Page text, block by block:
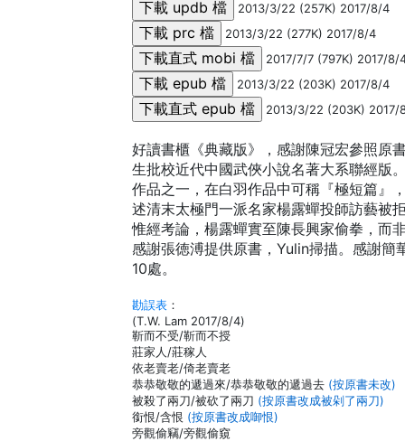
2013/3/22 (257K) 2017/8/4
2013/3/22 (277K) 2017/8/4
2017/7/7 (797K) 2017/8/
2013/3/22 (203K) 2017/8/4
2013/3/22 (203K) 2017/
好讀書櫃《典藏版》，感謝陳冠宏參照原
生批校近代中國武俠小說名著大系聯經版
作品之一，在白羽作品中可稱『極短篇』
述清末太極門一派名家楊露蟬投師訪藝被
惟經考論，楊露蟬實至陳長興家偷拳，而
感謝張徳溥提供原書，Yulin掃描。感謝簡
10處。
勘誤表 ：
(T.W. Lam 2017/8/4)
靳而不受/靳而不授
莊家人/莊稼人
依老賣老/倚老賣老
恭恭敬敬的遞過來/恭恭敬敬的遞過去 (按原書未改)
被殺了兩刀/被砍了兩刀 (按原書改成被剁了兩刀)
銜恨/含恨 (按原書改成啣恨)
旁觀偷竊/旁觀偷窺